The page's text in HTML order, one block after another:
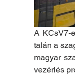
A KCsV7-
talán a
magyar
vezérlés